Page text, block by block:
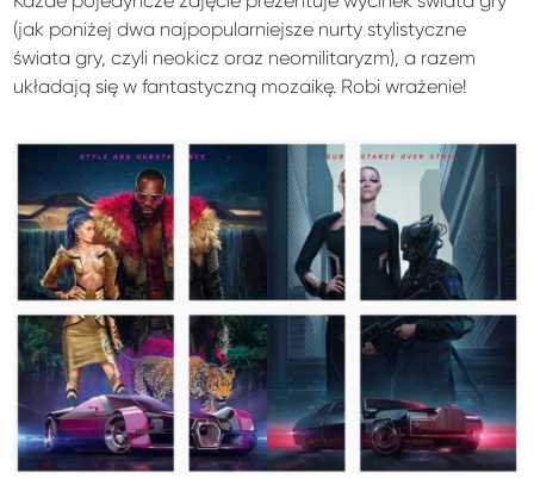
(jak poniżej dwa najpopularniejsze nurty stylistyczne
świata gry, czyli neokicz oraz neomilitaryzm), a razem
układają się w fantastyczną mozaikę. Robi wrażenie!